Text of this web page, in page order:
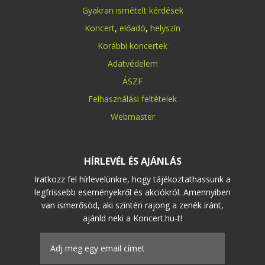
Gyakran ismételt kérdések
Koncert, előadó, helyszín
Korábbi koncertek
Adatvédelem
ÁSZF
Felhasználási feltételek
Webmaster
HÍRLEVÉL ÉS AJÁNLÁS
Iratkozz fel hírlevelünkre, hogy tájékoztathassunk a
legfrissebb eseményekről és akciókról. Amennyiben
van ismerősöd, aki szintén rajong a zenék iránt,
ajánld neki a Koncert.hu-t!